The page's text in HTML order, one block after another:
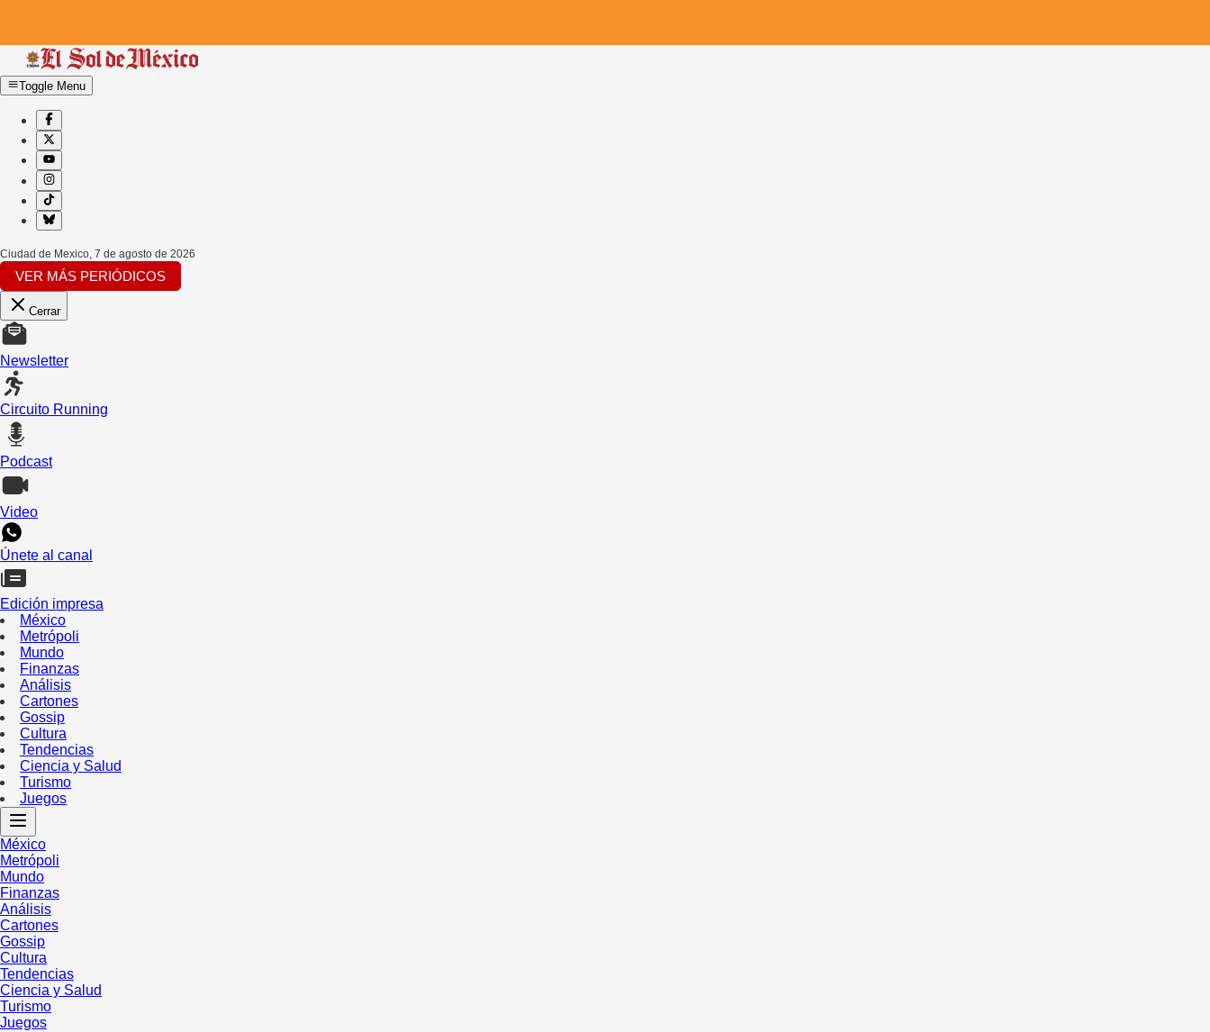
Toggle Menu
Ciudad de Mexico, 7 de agosto de 2026
VER MÁS PERIÓDICOS
Cerrar
Newsletter
Circuito Running
Podcast
Video
Únete al canal
Edición impresa
México
Metrópoli
Mundo
Finanzas
Análisis
Cartones
Gossip
Cultura
Tendencias
Ciencia y Salud
Turismo
Juegos
México
Metrópoli
Mundo
Finanzas
Análisis
Cartones
Gossip
Cultura
Tendencias
Ciencia y Salud
Turismo
Juegos